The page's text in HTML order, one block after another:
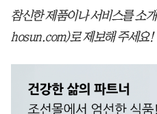
참신한 제품이나 서비스를 소
hosun.com)로 제보해 주세요!